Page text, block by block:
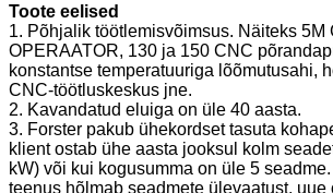
Toote eelised
1. Põhjalik töötlemisvõimsus. Näiteks 5M
OPERAATOR, 130 ja 150 CNC
konstantse temperatuuriga lõõmutusahi,
CNC-töötluskeskus jne.
2. Kavandatud eluiga on üle 40 aasta.
3. Forster pakub ühekordset tasuta
klient ostab ühe aasta jooksul kolm
kW) või kui kogusumma on üle 5
teenus hõlmab seadmete ülevaatust, uue